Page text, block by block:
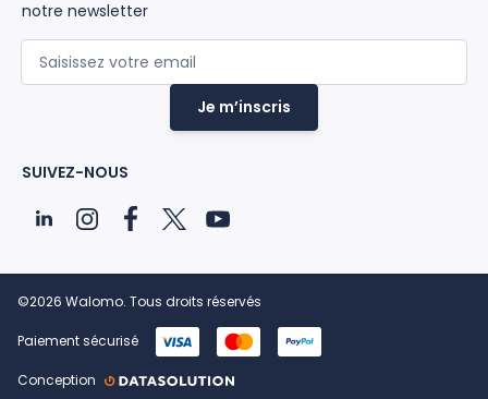
notre newsletter
Je m’inscris
SUIVEZ-NOUS
©2026 Walomo. Tous droits réservés
Paiement sécurisé
Conception